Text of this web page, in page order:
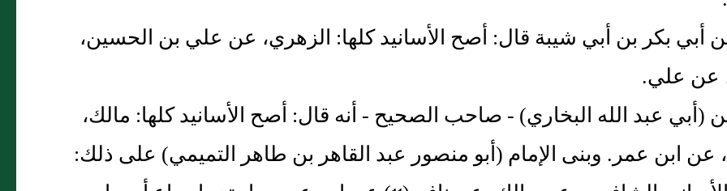
أبي بكر بن أبي شيبة قال‏:‏ أصح الأسانيد كلها‏:‏ الزهري، عن علي بن الحسين،
عن علي‏.‏
‏(‏أبي عبد الله البخاري‏)‏ - صاحب الصحيح - أنه قال‏:‏ أصح الأسانيد كلها‏:‏ مالك،
عن ابن عمر‏.‏ وبنى الإمام ‏(‏أبو منصور عبد القاهر بن طاهر التميمي‏)‏ على ذلك‏:‏